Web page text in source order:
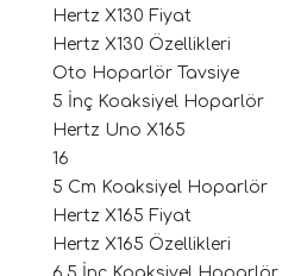
Hertz X130 Fiyat
Hertz X130 Özellikleri
Oto Hoparlör Tavsiye
5 İnç Koaksiyel Hoparlör
Hertz Uno X165
16
5 Cm Koaksiyel Hoparlör
Hertz X165 Fiyat
Hertz X165 Özellikleri